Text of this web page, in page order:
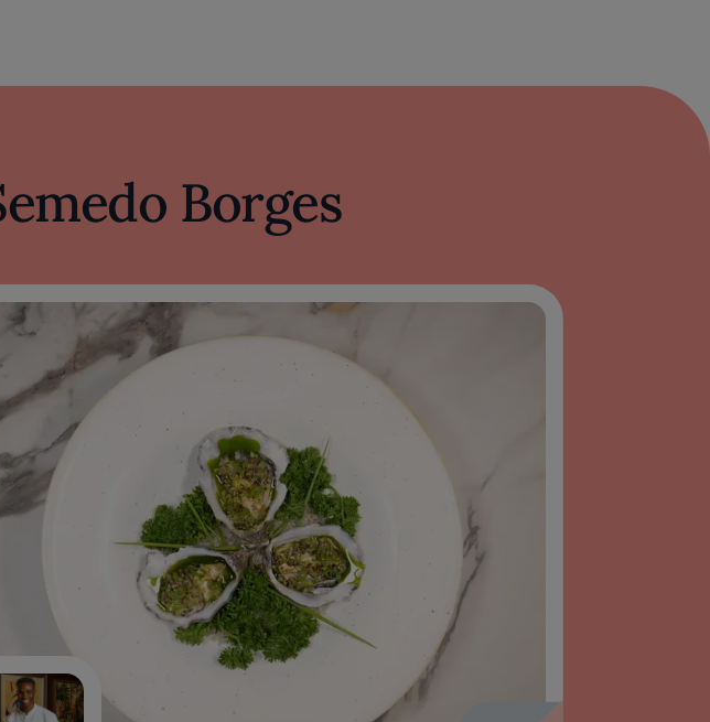
Borges
What's in My Fridge : les
essentiels de Claudio Semedo
Dans mon frigo, se croisent mes origines, mes habitudes et
de petits secrets de ma vie familiale ! Voici les ingrédients
qui y ont toujours leur place.
SAUVEGARDER